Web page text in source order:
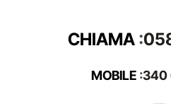
CHIAMA :
MOBILE:340